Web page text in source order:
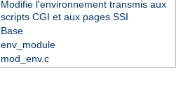
Modifie l'environnement transmis aux
scripts CGI et aux pages SSI
Base
env_module
mod_env.c